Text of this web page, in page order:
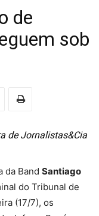
de
sob
de Jornalistas&Cia
da Band Santiago
do Tribunal de
(17/7), os